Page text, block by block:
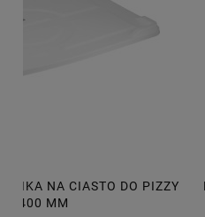
POJEMNIK NA CIASTO DO